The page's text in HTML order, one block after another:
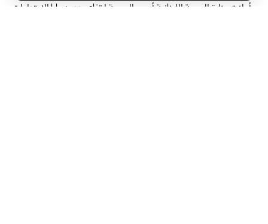
وأعلنت وزارة الصحة اللبنانية أمس الجمعة ارتفاع عدد ضحايا الاعتداءات